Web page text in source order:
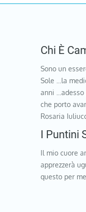
Chi È
Sono un
Sole …la
anni …adesso
che porto
Rosaria
I Puntini
Il mio cuore
apprezzerà
questo per